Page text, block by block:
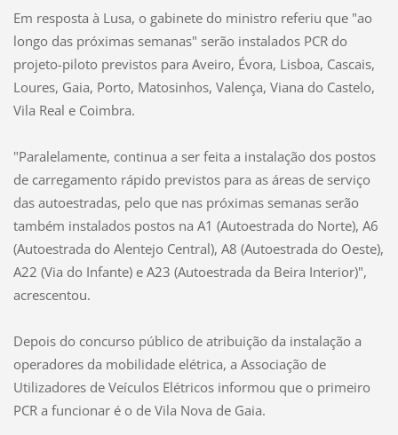
Em resposta à Lusa, o gabinete do ministro referiu que "ao
longo das próximas semanas" serão instalados PCR do
projeto-piloto previstos para Aveiro, Évora, Lisboa, Cascais,
Loures, Gaia, Porto, Matosinhos, Valença, Viana do Castelo,
Vila Real e Coimbra.
"Paralelamente, continua a ser feita a instalação dos postos
de carregamento rápido previstos para as áreas de serviço
das autoestradas, pelo que nas próximas semanas serão
também instalados postos na A1 (Autoestrada do Norte), A6
(Autoestrada do Alentejo Central), A8 (Autoestrada do Oeste),
A22 (Via do Infante) e A23 (Autoestrada da Beira Interior)",
acrescentou.
Depois do concurso público de atribuição da instalação a
operadores da mobilidade elétrica, a Associação de
Utilizadores de Veículos Elétricos informou que o primeiro
PCR a funcionar é o de Vila Nova de Gaia.